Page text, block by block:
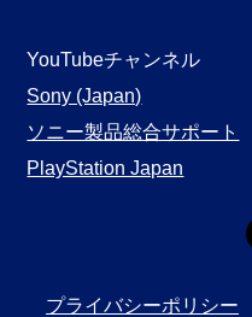
YouTubeチャンネル
Sony (Japan)
ソニー製品総合サポート
PlayStation Japan
プライバシーポリシー